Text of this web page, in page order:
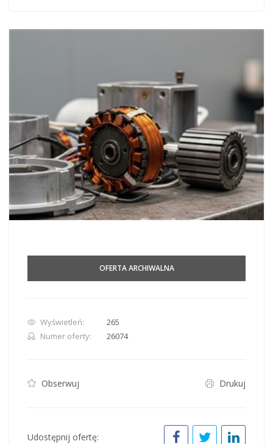
OFERTA ARCHIWALNA
Wyświetleń:
265
Numer oferty:
26074
Obserwuj Drukuj
Udostępnij ofertę: